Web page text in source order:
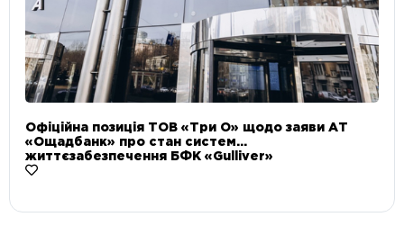
Офіційна позиція ТОВ «Три О» щодо заяви АТ
«Ощадбанк» про стан систем
життєзабезпечення БФК «Gulliver»